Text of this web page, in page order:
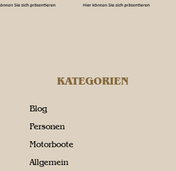
KATEGORIEN
Blog
Personen
Motorboote
Allgemein